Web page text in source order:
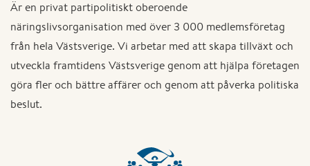
Är en privat partipolitiskt oberoende
näringslivsorganisation med över 3 000 medlemsföretag
från hela Västsverige. Vi arbetar med att skapa tillväxt och
utveckla framtidens Västsverige genom att hjälpa företagen
göra fler och bättre affärer och genom att påverka politiska
beslut.